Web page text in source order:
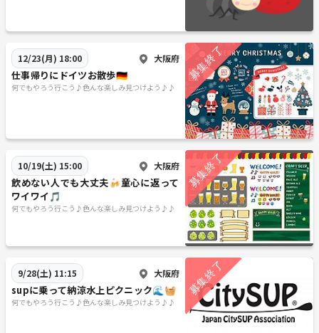
12/23(月) 18:00 大阪府
仕事帰りにドイツお散歩🇩🇪
何でもやろう行こう♪色んな楽しみ見つけよう♪♪
10/19(土) 15:00 大阪府
飲めない人でも大丈夫🍻童心に返って
ワイワイ🎵
何でもやろう行こう♪色んな楽しみ見つけよう♪♪
9/28(土) 11:15 大阪府
supに乗って納涼水上ピクニック🌊🧺
何でもやろう行こう♪色んな楽しみ見つけよう♪♪